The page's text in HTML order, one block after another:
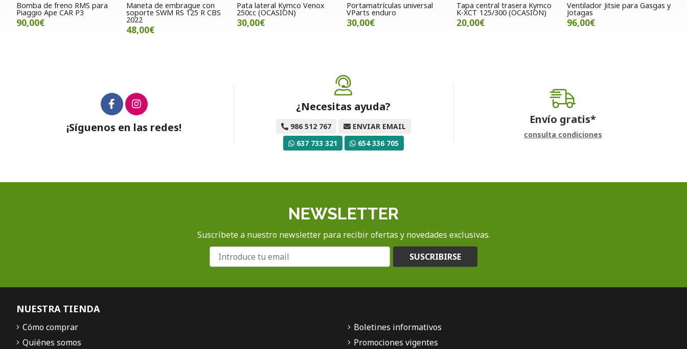
Bomba de freno RMS para
Piaggio Ape CAR P3
90,00€
Maneta de embrague con
soporte SWM RS 125 R CBS
2022
48,00€
Pata lateral Kymco Venox
250cc (OCASION)
30,00€
Portamatrículas universal
VParts enduro
30,00€
Tapa central trasera Kymco
K-XCT 125/300 (OCASION)
20,00€
Ventilador Jitsie para Gasgas y
Jotagas
96,00€
¡Síguenos en las redes!
¿Necesitas ayuda?
986 512 767
ENVIAR EMAIL
637 733 321
654 336 705
Envío gratis*
consulta condiciones
NEWSLETTER
Suscríbete a nuestro newsletter para recibir ofertas y novedades exclusivas.
SUSCRIBIRSE
NUESTRA TIENDA
Cómo comprar
Quiénes somos
Boletines informativos
Promociones vigentes